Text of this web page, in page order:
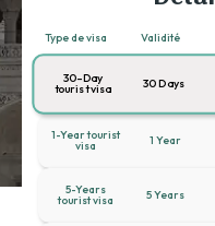
Type de visa Validité
30-Day
tourist visa 30 Days
1-Year tourist
visa 1 Year
5-Years
tourist visa 5 Years